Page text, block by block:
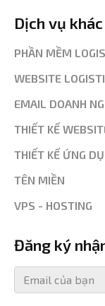
Dịch vụ khác
PHẦN MỀM
WEBSITE
EMAIL DOANH
THIẾT KẾ
THIẾT KẾ ỨNG
TÊN MIỀN
VPS - HOSTING
Đăng ký